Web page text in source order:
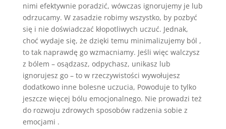
nimi efektywnie poradzić, wówczas ignorujemy je lub
odrzucamy. W zasadzie robimy wszystko, by pozbyć
się i nie doświadczać kłopotliwych uczuć. Jednak,
choć wydaje się, że dzięki temu minimalizujemy ból ,
to tak naprawdę go wzmacniamy. Jeśli więc walczysz
z bólem – osądzasz, odpychasz, unikasz lub
ignorujesz go – to w rzeczywistości wywołujesz
dodatkowo inne bolesne uczucia, Powoduje to tylko
jeszcze więcej bólu emocjonalnego. Nie prowadzi też
do rozwoju zdrowych sposobów radzenia sobie z
emocjami .